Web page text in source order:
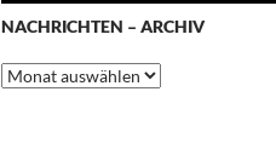
NACHRICHTEN – ARCHIV
Nachrichten
–